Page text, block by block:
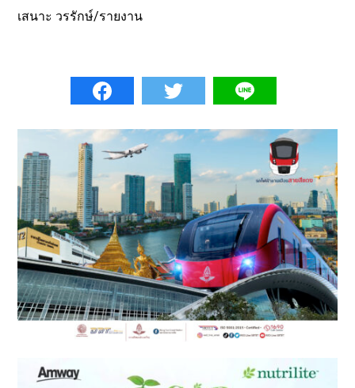
เสนาะ วรรักษ์/รายงาน